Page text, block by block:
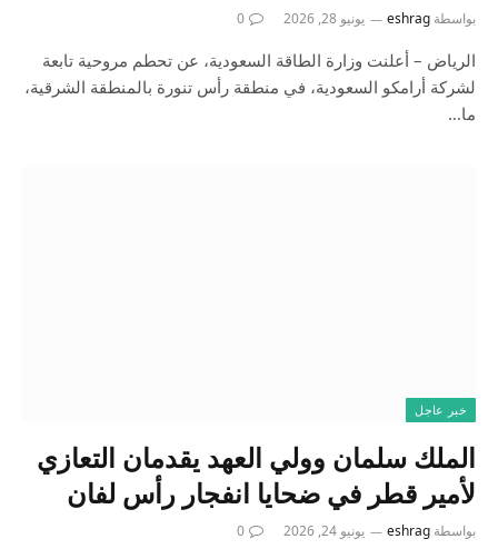
بواسطة eshrag يونيو 28, 2026 0
الرياض – أعلنت وزارة الطاقة السعودية، عن تحطم مروحية تابعة
لشركة أرامكو السعودية، في منطقة رأس تنورة بالمنطقة الشرقية،
ما…
خبر عاجل
الملك سلمان وولي العهد يقدمان التعازي
لأمير قطر في ضحايا انفجار رأس لفان
بواسطة eshrag يونيو 24, 2026 0